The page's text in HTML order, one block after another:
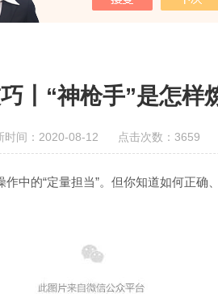
丨“神枪手”是怎样
时间：2020-08-12 点击次数：3659
的“定量担当”。但你知道如何正确